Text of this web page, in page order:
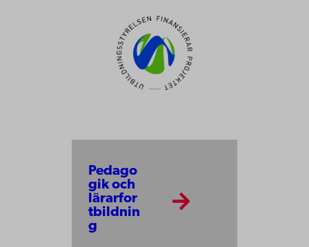
Pedago
gik och
lärarfor
tbildnin
g